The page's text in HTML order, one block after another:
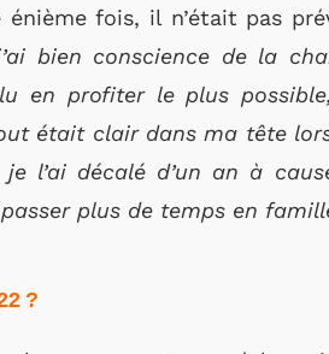
fois, il n’était pas
bien conscience de la
en profiter le plus
était clair dans ma tête
l’ai décalé d’un an à
plus de temps en
?